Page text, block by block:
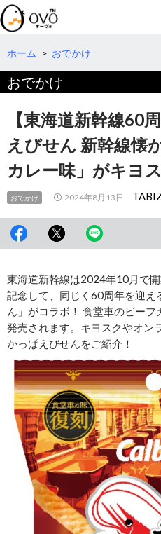
検
索
コ
テ
ツ
へ
ホーム > おでかけ
おでかけ
【東海道新幹線60
えびせん 新幹線懐
カレー味」がキヨ
おでかけ 2024年8月13日
東海道新幹線は2024年10月で
記念して、同じく60周年を迎え
ん」がコラボ！ 食堂車のビー
発売されます。キヨスクやオン
かっぱえびせんをご紹介！